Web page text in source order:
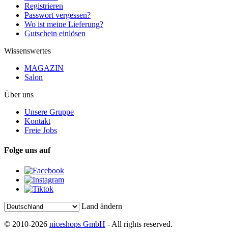
Registrieren
Passwort vergessen?
Wo ist meine Lieferung?
Gutschein einlösen
Wissenswertes
MAGAZIN
Salon
Über uns
Unsere Gruppe
Kontakt
Freie Jobs
Folge uns auf
Land ändern
© 2010-2026 niceshops GmbH - All rights reserved.